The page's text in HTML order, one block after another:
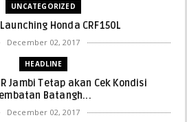
UNCATEGORIZED
Honda CRF150L
December 02, 2017
HEADLINE
Jambi Tetap akan Cek Kondisi
Batangh...
December 02, 2017